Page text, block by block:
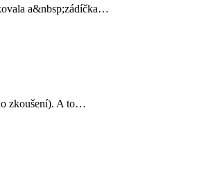
a&nbsp;zádíčka…
zkoušení). A to…